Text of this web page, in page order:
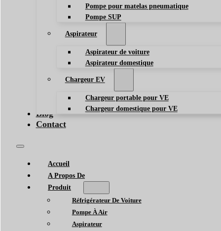
Pompe pour matelas pneumatique
Pompe SUP
Aspirateur
Aspirateur de voiture
Aspirateur domestique
Chargeur EV
Chargeur portable pour VE
Chargeur domestique pour VE
Blog
Contact
Accueil
A Propos De
Produit
Réfrigérateur De Voiture
Pompe À Air
Aspirateur